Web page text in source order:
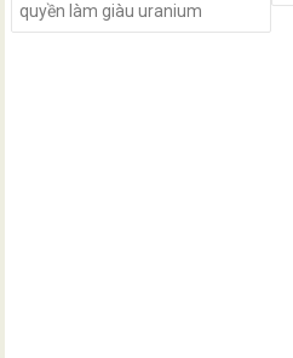
quyền làm giàu uranium